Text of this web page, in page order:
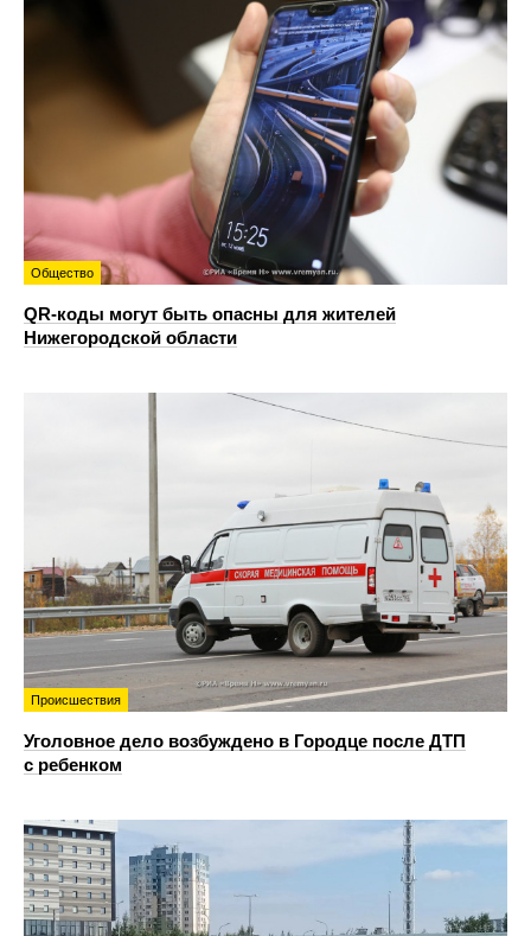
Общество
QR-коды могут быть опасны для жителей
Нижегородской области
Происшествия
Уголовное дело возбуждено в Городце после ДТП
с ребенком